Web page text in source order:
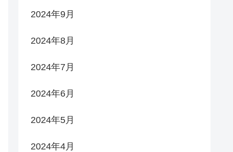
2024年9月
2024年8月
2024年7月
2024年6月
2024年5月
2024年4月